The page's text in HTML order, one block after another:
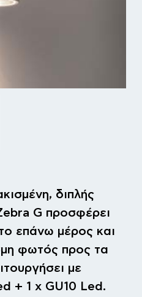
διπλής
G προσφέρει
επάνω μέρος και
φωτός προς τα
με
+ 1 x GU10 Led.